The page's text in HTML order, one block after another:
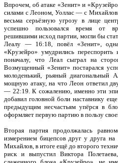
Впрочем, об атаке «Зенит» и
силами с Леоном, Уоллас — с
весьма серьёзную угрозу в лице
успешно пользовался время от
решившими исход партии, могли бы
Леалу — 16:18, повёл «Зенит»,
«Крузейро» умудрились переспорить
поначалу, что Леал сыграл на
Возмущенный «Зенит» постарался
молоденький, рьяный диагональный
мощную атаку, на что Леон ответил
— 22:19. К сожалению, именно эти
добавил головной боли наставнику
предыдущим несчастьям упёрся в
оформляет первую партию в пользу
Вторая партия продолжалась
измерением бицепсов друг у друга
Михайлов, в итоге ещё до второго
риск и выпустил Виктора